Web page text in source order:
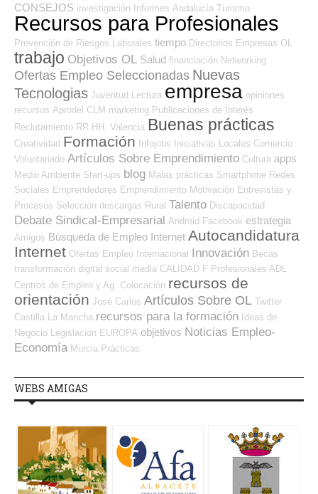
CONSEJOS investigación Informes Andalucía Turismo
Recursos para Profesionales
Prevención de Riesgos Laborales tiempo Directorios Empresas OL
trabajo Objetivos OL Salud financiación Networking
Ofertas Empleo Seleccionadas Nuevas
Tecnologias Juventud Lectura empresa opiniones
recursos Aprodel CLM marketing Publicaciones de Interés
Reclutamiento RR.HH. Valencia Buenas prácticas
Creatividad Formación Infojobs Iniciativas Locales Comercio
Voluntariado Artículos Sobre Emprendimiento Cultura apps
Medio Ambiente Start-ups blog Malas prácticas Smartphone Redes
Sociales Emprendedores Emprendimiento Motivación Entrevistas y
Procesos Selección descargas Rural Talento Discapacidad
Debate Sindical-Empresarial Android Facebook estrategia
Amigos Búsqueda de Empleo Internet Autocandidatura
Internet Ofertas Empleo Internacional Innovación Becas
transformación digital social media CALIDAD F Profesionales ADL
Centros de Empleo y Ag. Colocación recursos de
orientación José Carlos Artículos Sobre OL Twitter
Castilla La Mancha recursos para la formación Ideas de
Negocio Legislación EUROPA objetivos Noticias Empleo-
Economía Murcia Prácticas
WEBS AMIGAS